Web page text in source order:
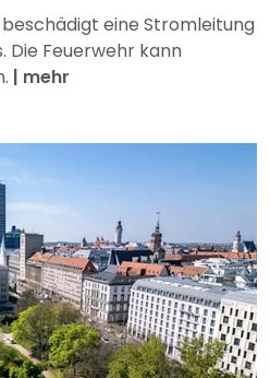
eine Stromleitung
Die Feuerwehr kann
| mehr